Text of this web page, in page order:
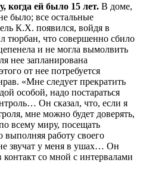
когда ей было 15 лет. В доме,
было; все остальные
К.Х. появился, войдя в
тюрбан, что совершенно сбило
и не могла вымолвить
нее запланирована
от нее потребуется
«Мне следует прекратить
особой, надо постараться
Он сказал, что, если я
мне можно будет доверять,
всему миру, посещать
выполняя работу своего
звучат у меня в ушах… Он
контакт со мной с интервалами